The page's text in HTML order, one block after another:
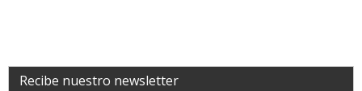
Recibe nuestro newsletter